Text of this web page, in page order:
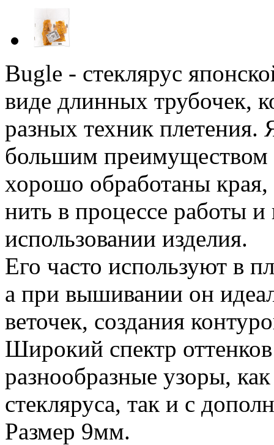
Bugle - стеклярус
виде длинных трубочек,
разных техник плетения.
большим преимуществом
хорошо обработаны края,
нить в процессе работы
использовании изделия.
Его часто используют в
а при вышивании он
веточек, создания
Широкий спектр
разнообразные узоры,
стекляруса, так и с
Размер 9мм.